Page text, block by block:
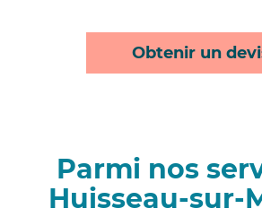
Obtenir un
Parmi nos
Huisseau-sur-